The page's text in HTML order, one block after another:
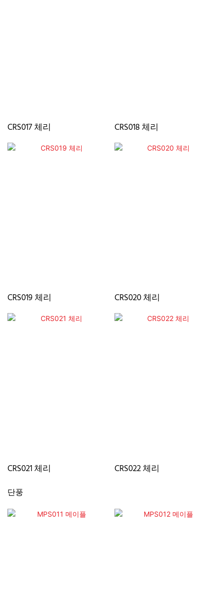
CRS017 체리 CRS018 체리
CRS019 체리 CRS020 체리
CRS021 체리 CRS022 체리
단풍